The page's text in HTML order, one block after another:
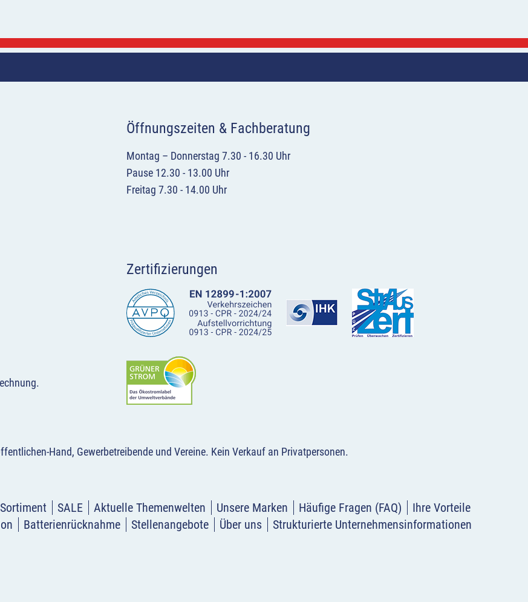
Öffnungszeiten & Fachberatung
Montag – Donnerstag 7.30 - 16.30 Uhr
Pause 12.30 - 13.00 Uhr
Freitag 7.30 - 14.00 Uhr
Zertifizierungen
Hand, Gewerbetreibende und Vereine. Kein Verkauf an Privatpersonen.
SALE Aktuelle Themenwelten Unsere Marken Häufige Fragen (FAQ)
Ihre Vorteile
Batterienrücknahme Stellenangebote Über uns Strukturierte Unternehmensinformationen